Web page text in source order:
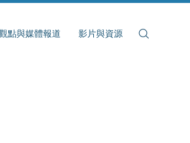
點與媒體報道 影片與資源